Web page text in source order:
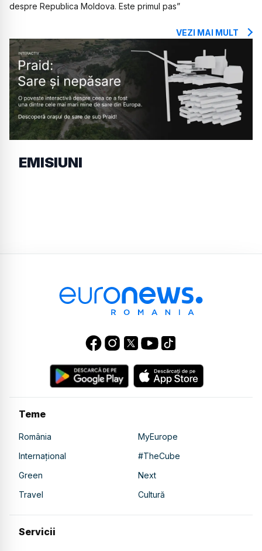
despre Republica Moldova. Este primul pas”
VEZI MAI MULT
EMISIUNI
Teme
România
MyEurope
Internațional
#TheCube
Green
Next
Travel
Cultură
Servicii